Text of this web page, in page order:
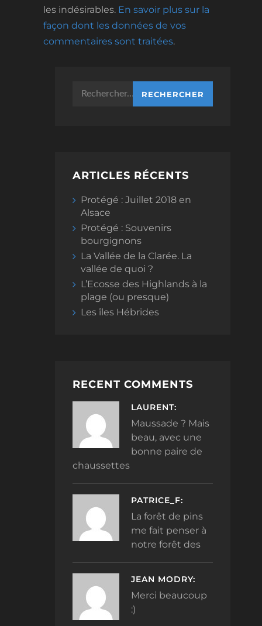
les indésirables. En savoir plus sur la
façon dont les données de vos
commentaires sont traitées.
Rechercher :
ARTICLES RÉCENTS
Protégé : Juillet 2018 en
Alsace
Protégé : Souvenirs
bourgignons
La Vallée de la Clarée. La
vallée de quoi ?
L’Ecosse des Highlands à la
plage (ou presque)
Les îles Hébrides
RECENT COMMENTS
LAURENT:
Maussade ? Mais
beau, avec une
bonne paire de
chaussettes
PATRICE_F:
La forêt de pins
me fait penser à
notre forêt des
JEAN MODRY:
Merci beaucoup
:)